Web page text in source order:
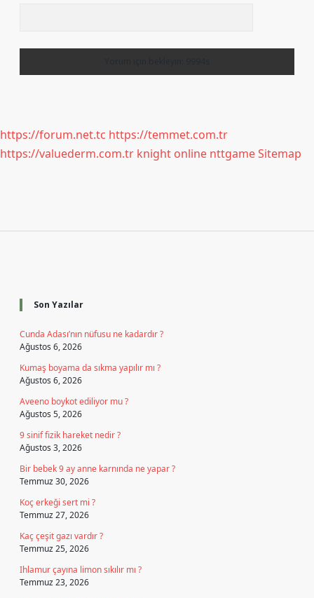
https://forum.net.tc https://temmet.com.tr
https://valuederm.com.tr knight online nttgameSitemap
Son Yazılar
Cunda Adası’nın nüfusu ne kadardır ?
Ağustos 6, 2026
Kumaş boyama da sıkma yapılır mı ?
Ağustos 6, 2026
Aveeno boykot ediliyor mu ?
Ağustos 5, 2026
9 sinif fizik hareket nedir ?
Ağustos 3, 2026
Bir bebek 9 ay anne karnında ne yapar ?
Temmuz 30, 2026
Koç erkeği sert mi ?
Temmuz 27, 2026
Kaç çeşit gazı vardır ?
Temmuz 25, 2026
Ihlamur çayına limon sıkılır mı ?
Temmuz 23, 2026